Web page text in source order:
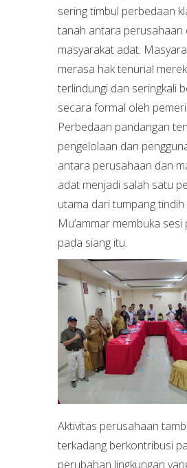
sering timbul perbedaan
tanah antara perusahaan
masyarakat adat.
merasa hak tenurial
terlindungi dan seringkali
secara formal oleh
Perbedaan pandangan
pengelolaan dan
antara perusahaan dan
adat menjadi salah satu
utama dari tumpang tindih
Mu’ammar membuka
pada siang itu.
Aktivitas perusahaan
terkadang berkontribusi
perubahan lingkungan